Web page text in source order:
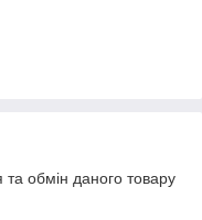
обмін даного товару